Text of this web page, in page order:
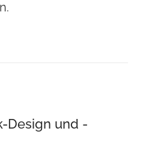
Design und -